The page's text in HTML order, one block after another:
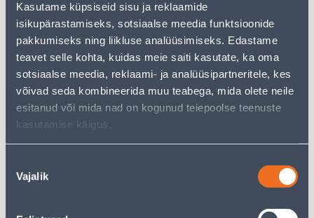
Kasutame küpsiseid sisu ja reklaamide
isikupärastamiseks, sotsiaalse meedia funktsioonide
pakkumiseks ning liikluse analüüsimiseks. Edastame
teavet selle kohta, kuidas meie saiti kasutate, ka oma
sotsiaalse meedia, reklaami- ja analüüsipartneritele, kes
võivad seda kombineerida muu teabega, mida olete neile
esitanud või mida nad on kogunud teiepoolse teenuste
kasutamise käigus.
valik
Vajalik
pakkuda!
Teie ostlemisrõõm ei pea aga siin lõppema - oma
uurimistööd saate jätkata, naastesavalehelevõi
kasutades meie võimsat otsingufunktsiooni, et leida
veelgi meelepärasemad valikuid. Head ostlemist!
• Klaasist vaas 70 x 30 cm.
• 14-päevane tagastusõigus.